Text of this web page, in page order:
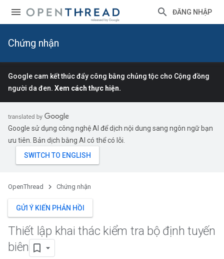
ĐĂNG NHẬP
Chứng nhận
Google cam kết thúc đẩy công bằng chủng tộc cho Cộng đồng
người da đen. Xem cách thực hiện.
Google sử dụng công nghệ AI để dịch nội dung sang ngôn ngữ bạn
ưu tiên. Bản dịch bằng AI có thể có lỗi.
OpenThread Chứng nhận
GỬI Ý KIẾN PHẢN HỒI
Thiết lập khai thác kiểm tra bộ định tuyến
biên